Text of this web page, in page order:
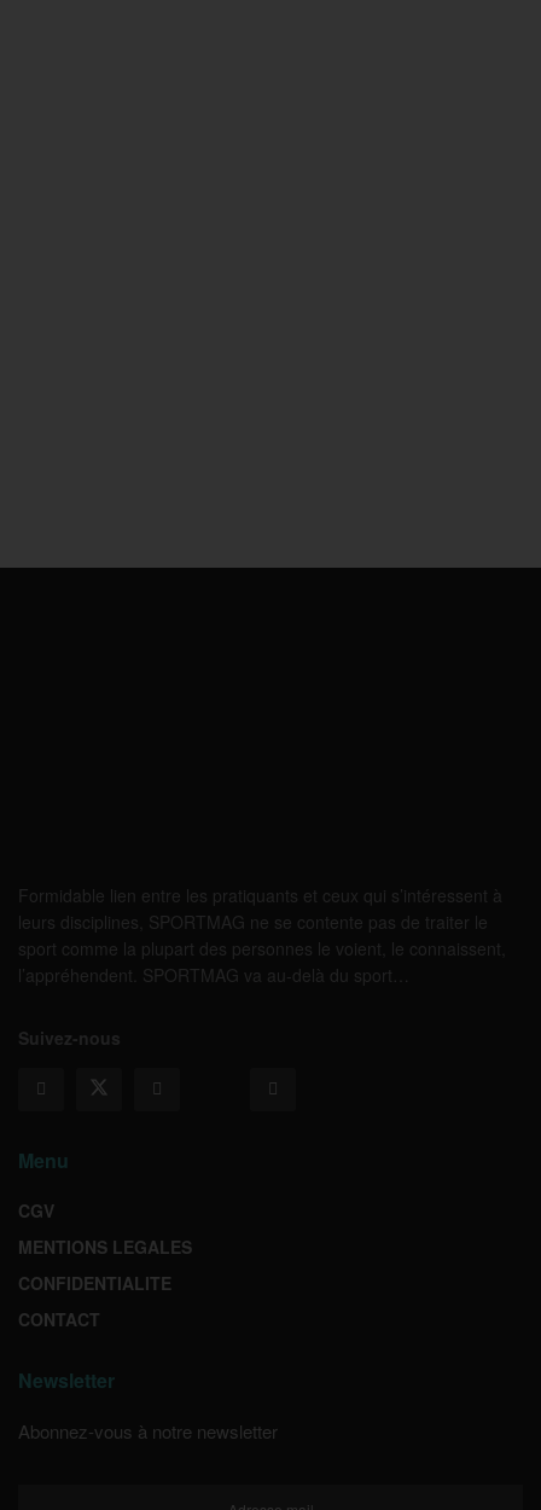
Formidable lien entre les pratiquants et ceux qui s’intéressent à
leurs disciplines, SPORTMAG ne se contente pas de traiter le
sport comme la plupart des personnes le voient, le connaissent,
l’appréhendent. SPORTMAG va au-delà du sport…
Suivez-nous
Menu
CGV
MENTIONS LEGALES
CONFIDENTIALITE
CONTACT
Newsletter
Abonnez-vous à notre newsletter